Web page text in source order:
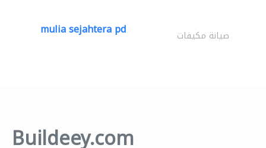
mulia sejahtera pd صيانة مكيفات
Buildeey.com